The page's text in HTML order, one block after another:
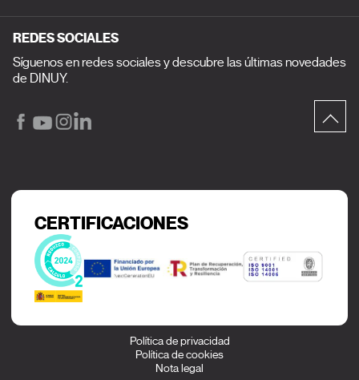
REDES SOCIALES
Síguenos en redes sociales y descubre las últimas novedades
de DINUY.
CERTIFICACIONES
Política de privacidad
Política de cookies
Nota legal